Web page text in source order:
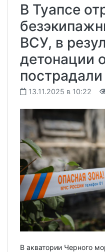
В Туапсе
ВСУ, в
детонации
13.11.2025 в 10:22
В акватории Черного